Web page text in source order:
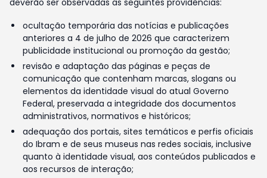
deverão ser observadas as seguintes providências:
ocultação temporária das notícias e publicações
anteriores a 4 de julho de 2026 que caracterizem
publicidade institucional ou promoção da gestão;
revisão e adaptação das páginas e peças de
comunicação que contenham marcas, slogans ou
elementos da identidade visual do atual Governo
Federal, preservada a integridade dos documentos
administrativos, normativos e históricos;
adequação dos portais, sites temáticos e perfis oficiais
do Ibram e de seus museus nas redes sociais, inclusive
quanto à identidade visual, aos conteúdos publicados e
aos recursos de interação;